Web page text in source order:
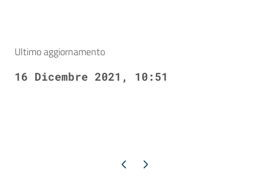
Ultimo aggiornamento
16 Dicembre 2021, 10:51
Pagina precedente
Pagina successiva